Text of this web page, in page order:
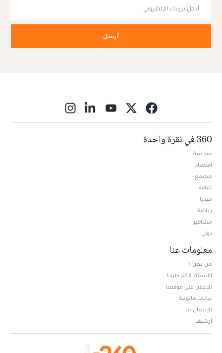
أرسل
360 في نقرة واحدة
سياسة
اقتصاد
مجتمع
ثقافة
ميديا
رياضة
مشاهير
دولي
معلومات عنا
من نحن ؟
الأسئلة الأكثر طرحا
للإعلان على موقعنا
بيانات قانونية
للإتصال بنا
أرشيف